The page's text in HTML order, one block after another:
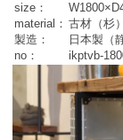
size：
material： 古材（杉
製造：
日本製（
no：
ikptvb-